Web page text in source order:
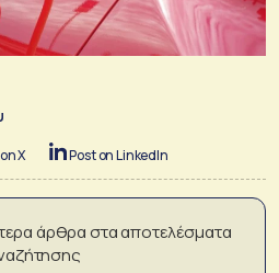
X Post on LinkedIn
άρθρα στα αποτελέσματα